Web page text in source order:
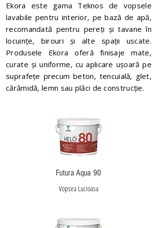
Ekora este gama Teknos de vopsele
lavabile pentru interior, pe bază de apă,
recomandată pentru pereți și tavane în
locuințe, birouri și alte spații uscate.
Produsele Ekora oferă finisaje mate,
curate și uniforme, cu aplicare ușoară pe
suprafețe precum beton, tencuială, glet,
cărămidă, lemn sau plăci de construcție.
Futura Aqua 90
Vopsea Lucioasa